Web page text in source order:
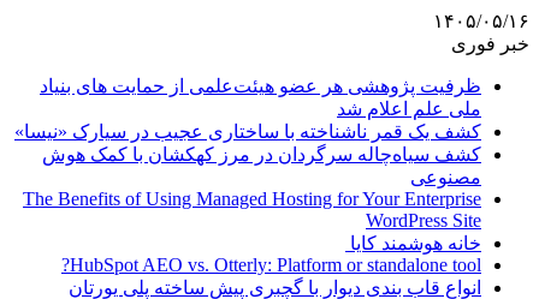
۱۴۰۵/۰۵/۱۶
خبر فوری
ظرفیت پژوهشی هر عضو هیئت‌علمی از حمایت های بنیاد
ملی علم اعلام شد
کشف یک قمر ناشناخته با ساختاری عجیب در سیارک «نیسا»
کشف سیاه‌چاله سرگردان در مرز کهکشان با کمک هوش
مصنوعی
The Benefits of Using Managed Hosting for Your Enterprise
WordPress Site
خانه هوشمند کایا
HubSpot AEO vs. Otterly: Platform or standalone tool?
انواع قاب بندی دیوار با گچبری پیش ساخته پلی یورتان